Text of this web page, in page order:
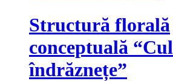
Structură florală
conceptuală
îndrăznețe”